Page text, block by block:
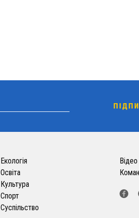
Екологія
Освіта
Культура
Спорт
Суспільство
Відео